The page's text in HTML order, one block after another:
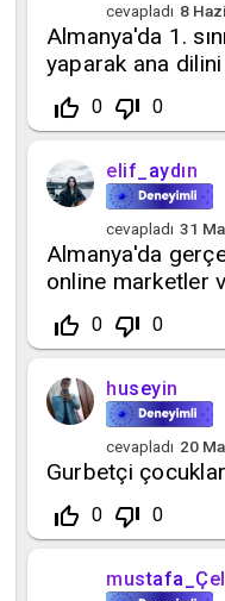
cevapladı 8
Almanya'da 1.
yaparak ana
thumb_up_off_alt 0 thumb_down_off_alt 0
elif_aydın
cevapladı 31
Almanya'da
online marketler
thumb_up_off_alt 0 thumb_down_off_alt 0
huseyin
cevapladı 20
Gurbetçi
thumb_up_off_alt 0 thumb_down_off_alt 0